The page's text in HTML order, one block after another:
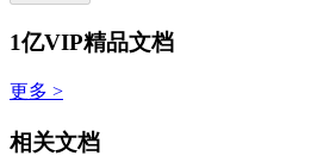
1亿VIP精品文档
更多 >
相关文档